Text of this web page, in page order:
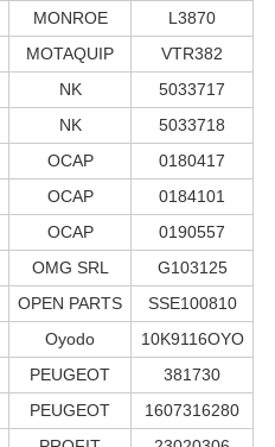
MONROE
L3870
MOTAQUIP
VTR382
NK
5033717
NK
5033718
OCAP
0180417
OCAP
0184101
OCAP
0190557
OMG SRL
G103125
OPEN PARTS
SSE100810
Oyodo
10K9116OYO
PEUGEOT
381730
PEUGEOT
1607316280